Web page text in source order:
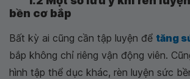
bền cơ bắp
Bất kỳ ai cũng cần tập luyện để tăng
bắp không chỉ riêng vận động viên.
hình tập thể dục khác, rèn luyện sức